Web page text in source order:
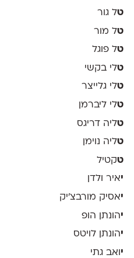
טל גור
טל מור
טל פוגל
טלי בקשי
טלי גלייצר
טלי ליברמן
טליה דריגס
טליה נוימן
טקטיל
יאיר ולדן
יאסיק מורבצ'יק
יהונתן הופ
יהונתן לויטס
י ואב גתי